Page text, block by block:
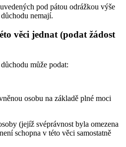
pod pátou odrážkou výše
nemají.
věci jednat (podat žádost
může podat:
osobu na základě plné moci
(jejíž svéprávnost byla omezena
schopna v této věci samostatně